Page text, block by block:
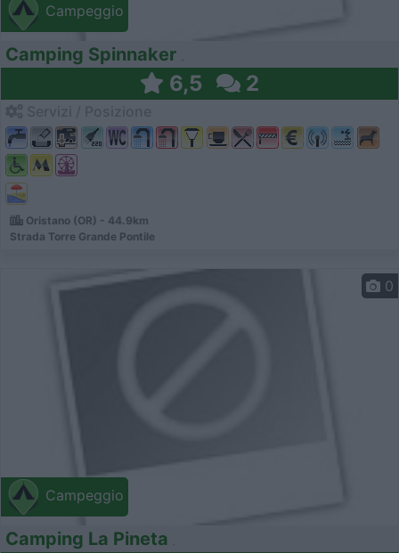
Campeggio
Camping Spinnaker
6,5 2
Oristano (OR) - 44.9km
Strada Torre Grande Pontile
Campeggio
0
Camping La Pineta